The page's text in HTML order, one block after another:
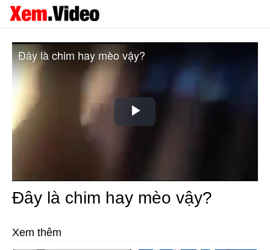
Play
Đây là chim hay mèo vậy?
Đây là chim hay mèo vậy?
Xem thêm